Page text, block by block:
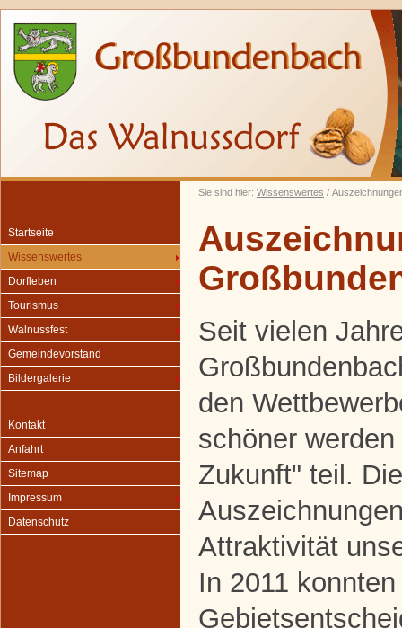
Sie sind hier: Wissenswertes /
Startseite
Wissenswertes
Dorfleben
Tourismus
Walnussfest
Gemeindevorstand
Bildergalerie
Kontakt
Anfahrt
Sitemap
Impressum
Datenschutz
Seit vielen
den
schöner
Zukunft" teil.
Attraktivität
In 2011